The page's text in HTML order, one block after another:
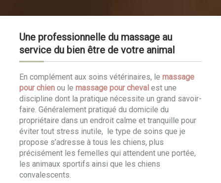
Une professionnelle du massage au
service du bien être de votre animal
En complément aux soins vétérinaires, le massage
pour chien ou le massage pour cheval est une
discipline dont la pratique nécessite un grand savoir-
faire. Généralement pratiqué du domicile du
propriétaire dans un endroit calme et tranquille pour
éviter tout stress inutile, le type de soins que je
propose s’adresse à tous les chiens, plus
précisément les femelles qui attendent une portée,
les animaux sportifs ainsi que les chiens
convalescents.